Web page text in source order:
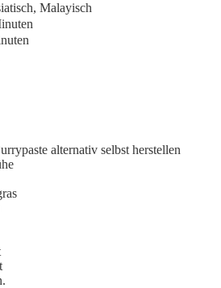
Malayisch
alternativ selbst herstellen